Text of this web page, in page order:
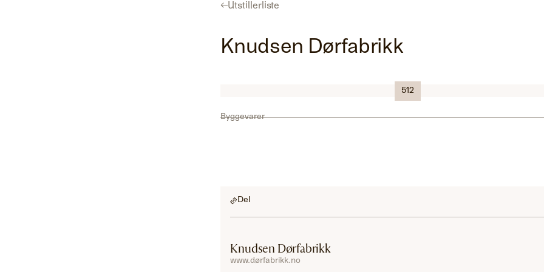
←Utstillerliste
Knudsen Dørfabrikk
512
Logo
Byggevarer
Del
Knudsen Dørfabrikk
www.dørfabrikk.no